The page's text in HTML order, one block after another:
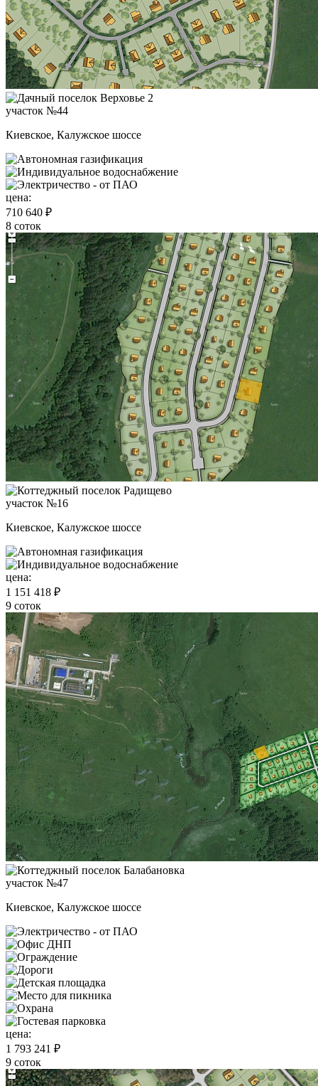
участок №44
Киевское, Калужское шоссе
цена:
710 640 ₽
8 соток
участок №16
Киевское, Калужское шоссе
цена:
1 151 418 ₽
9 соток
участок №47
Киевское, Калужское шоссе
цена:
1 793 241 ₽
9 соток